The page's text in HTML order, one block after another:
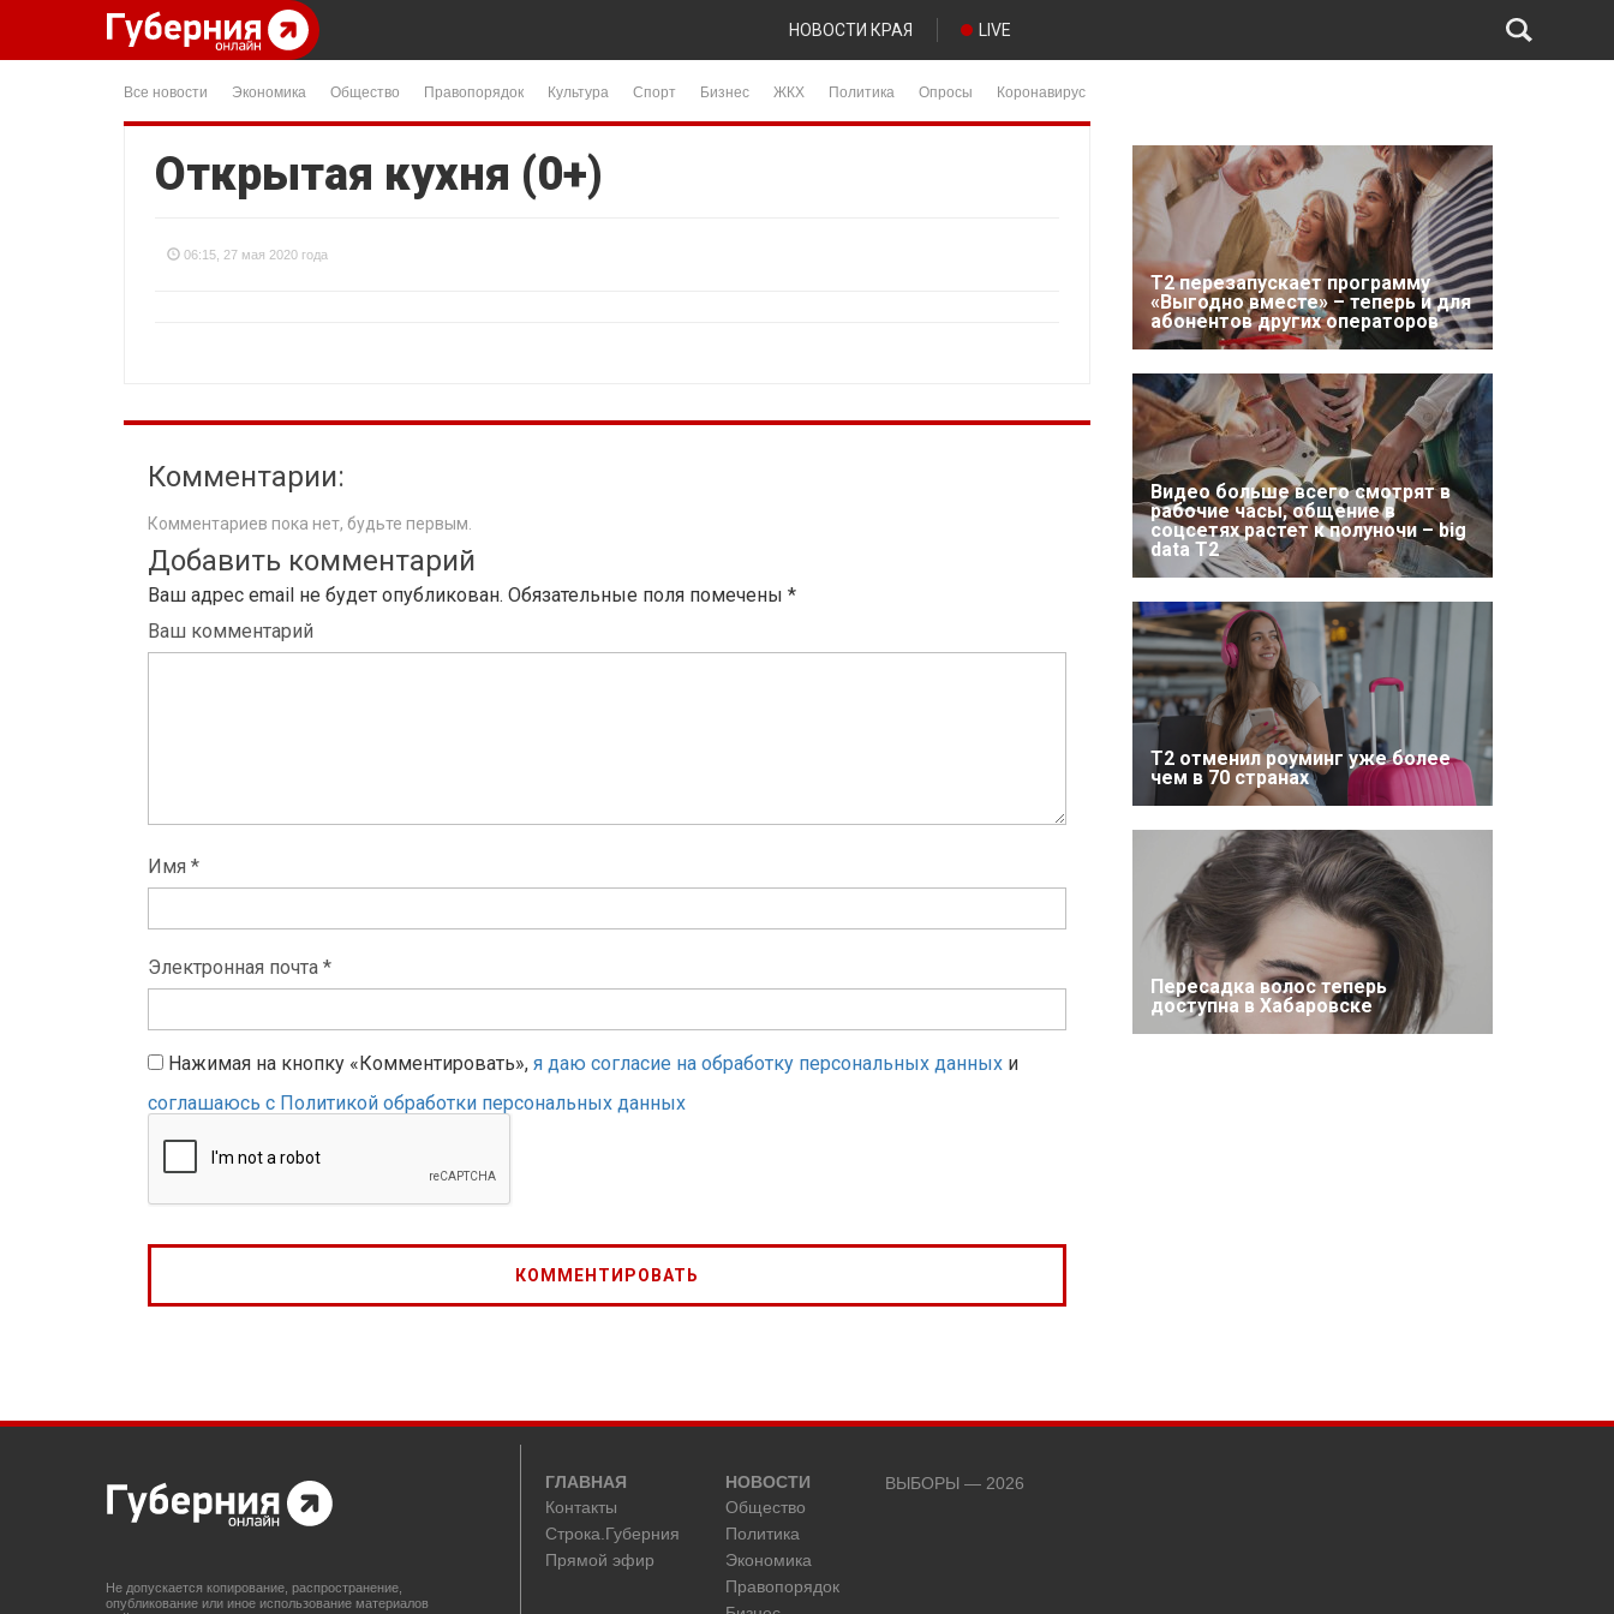
НОВОСТИ КРАЯ LIVE
Все новости Экономика Общество Правопорядок Культура Спорт Бизнес ЖКХ Политика Опросы Коронавирус
Открытая кухня (0+)
06:15, 27 мая 2020 года
Комментарии:
Комментариев пока нет, будьте первым.
Добавить комментарий
Ваш адрес email не будет опубликован. Обязательные поля помечены *
Ваш комментарий
Имя *
Электронная почта *
Нажимая на кнопку «Комментировать», я даю согласие на обработку персональных данных и
соглашаюсь с Политикой обработки персональных данных
Т2 перезапускает программу
«Выгодно вместе» – теперь и для
абонентов других операторов
Видео больше всего смотрят в
рабочие часы, общение в
соцсетях растет к полуночи – big
data T2
Т2 отменил роуминг уже более
чем в 70 странах
Пересадка волос теперь
доступна в Хабаровске
Не допускается копирование, распространение,
опубликование или иное использование материалов
ГЛАВНАЯ
Контакты
Строка.Губерния
Прямой эфир
НОВОСТИ
Общество
Политика
Экономика
Правопорядок
ВЫБОРЫ — 2026